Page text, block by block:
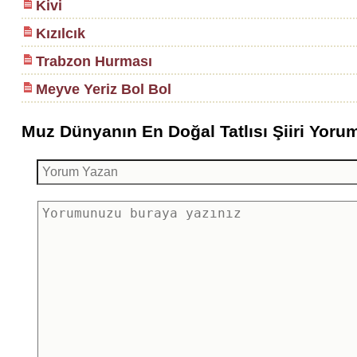
Kivi
Kızılcık
Trabzon Hurması
Meyve Yeriz Bol Bol
Muz Dünyanın En Doğal Tatlısı Şiiri